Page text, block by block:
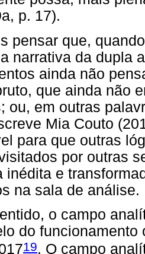
p. 17).
pensar que,
narrativa da dupla
ainda não
que ainda não
ou, em outras
Mia Couto
para que outras
por outras
inédita e
na sala de análise.
o campo
do
19. O campo